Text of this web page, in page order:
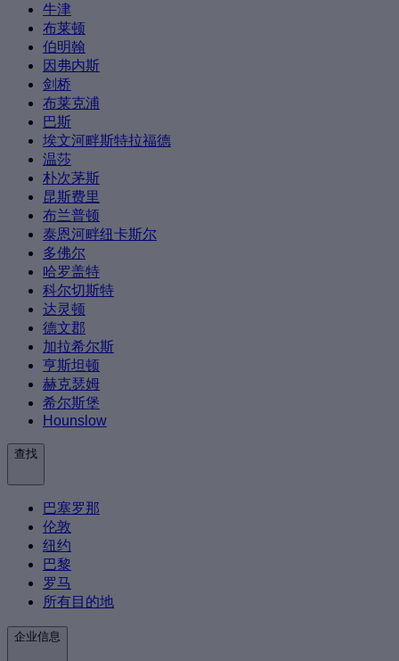
牛津
布莱顿
伯明翰
因弗内斯
剑桥
布莱克浦
巴斯
埃文河畔斯特拉福德
温莎
朴次茅斯
昆斯费里
布兰普顿
泰恩河畔纽卡斯尔
多佛尔
哈罗盖特
科尔切斯特
达灵顿
德文郡
加拉希尔斯
亨斯坦顿
赫克瑟姆
希尔斯堡
Hounslow
查找
巴塞罗那
伦敦
纽约
巴黎
罗马
所有目的地
企业信息